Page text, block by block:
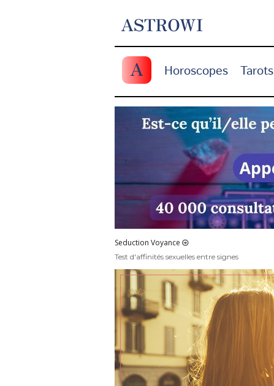
ASTROWI
A Horoscopes Tarots
Seduction Voyance
Test d'affinités sexuelles entre signes